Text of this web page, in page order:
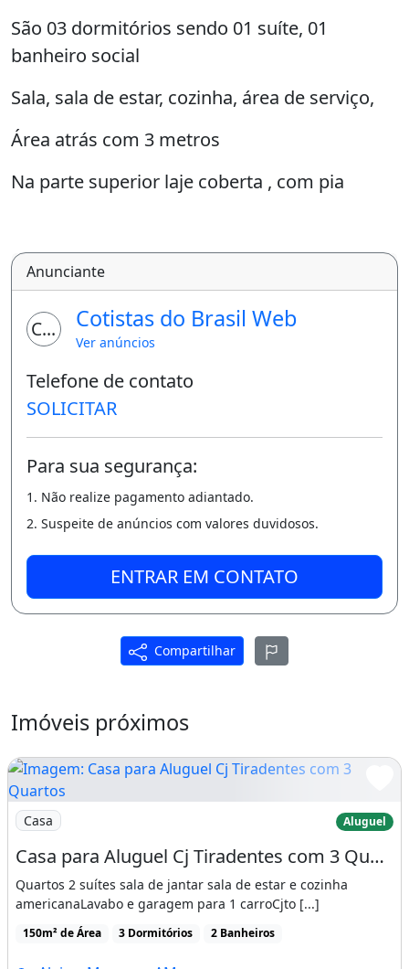
São 03 dormitórios sendo 01 suíte, 01
banheiro social
Sala, sala de estar, cozinha, área de serviço,
Área atrás com 3 metros
Na parte superior laje coberta , com pia
Água e energia seu consumo
Contrato anual
Terreno 10x20
Com 127 metros de área construída
02 vagas para garagem, portão eletrônico
Corretora Marinho
2) 9 9 9 6 5
- 5 6 0 9
Imóvel mobiliado Área de serviço
Anunciante
CW Cotistas do Brasil Web
Ver anúncios
Telefone de contato
SOLICITAR
Para sua segurança:
1. Não realize pagamento adiantado.
2. Suspeite de anúncios com valores duvidosos.
ENTRAR EM CONTATO
Compartilhar
Imóveis próximos
Imagem: Casa para Aluguel Cj Tiradentes com 3 Quartos
Casa Aluguel
Casa para Aluguel Cj Tiradentes com 3 Quartos em Aleixo - Manaus - Am
Quartos 2 suítes sala de jantar sala de estar e cozinha
americanaLavabo e garagem para 1 carroCjto [...]
150m² de Área 3 Dormitórios 2 Banheiros